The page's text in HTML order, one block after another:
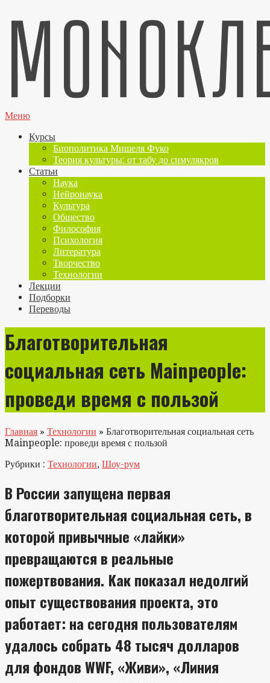
Меню
Курсы
Биополитика Мишеля Фуко
Теория культуры: от табу до симулякров
Статьи
Наука
Нейронаука
Культура
Общество
Философия
Психология
Литература
Творчество
Технологии
Лекции
Подборки
Переводы
Благотворительная
социальная сеть Mainpeople:
проведи время с пользой
Главная » Технологии » Благотворительная социальная сеть
Mainpeople: проведи время с пользой
Рубрики : Технологии, Шоу-рум
В России запущена первая
благотворительная социальная сеть, в
которой привычные «лайки»
превращаются в реальные
пожертвования. Как показал недолгий
опыт существования проекта, это
работает: на сегодня пользователям
удалось собрать 48 тысяч долларов
для фондов WWF, «Живи», «Линия